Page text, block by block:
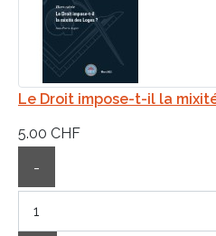
Le Droit impose-t-il la
5.00 CHF
-